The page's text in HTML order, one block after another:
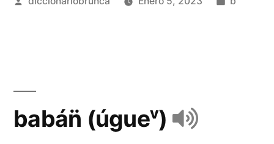
babán̈ (úgueᵛ)